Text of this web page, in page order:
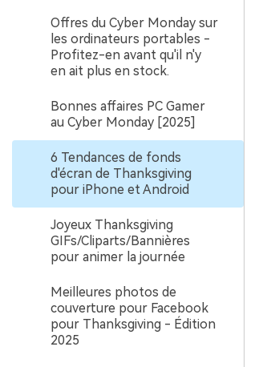
Offres du Cyber Monday sur
les ordinateurs portables -
Profitez-en avant qu'il n'y
en ait plus en stock.
Bonnes affaires PC Gamer
au Cyber Monday [2025]
6 Tendances de fonds
d'écran de Thanksgiving
pour iPhone et Android
Joyeux Thanksgiving
GIFs/Cliparts/Bannières
pour animer la journée
Meilleures photos de
couverture pour Facebook
pour Thanksgiving - Édition
2025